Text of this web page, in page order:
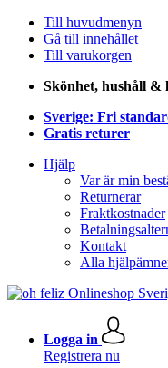
Till huvudmenyn
Gå till innehållet
Till varukorgen
Skönhet, hushåll &
Sverige: Fri
Gratis returer
Hjälp
Var är min
Returnerar
Fraktkostnader
Kontakt
Alla
Logga in
Registrera nu